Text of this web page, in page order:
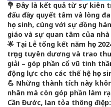
💐 Đây là kết quả từ sự kiên
đấu đầy quyết tâm và lòng
học sinh, cùng với sự đồng
giáo và sự quan tâm của
🌟 Tại Lễ tổng kết năm học
trọng tuyên dương và trao
giải – góp phần cổ vũ tinh
động lực cho các thế hệ học
💪 Những thành tích này
nhân mà còn góp phần làm
Cần Đước, lan tỏa thông điệp: